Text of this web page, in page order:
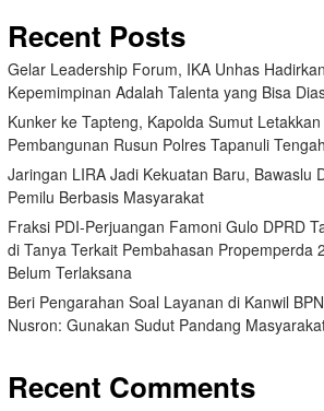
Recent Posts
Gelar Leadership Forum, IKA Unhas
Kepemimpinan Adalah Talenta yang Bisa
Kunker ke Tapteng, Kapolda Sumut
Pembangunan Rusun Polres Tapanuli Tengah
Jaringan LIRA Jadi Kekuatan Baru, Bawaslu
Pemilu Berbasis Masyarakat
Fraksi PDI-Perjuangan Famoni Gulo DPRD
di Tanya Terkait Pembahasan Propemperda
Belum Terlaksana
Beri Pengarahan Soal Layanan di Kanwil
Nusron: Gunakan Sudut Pandang
Recent Comments